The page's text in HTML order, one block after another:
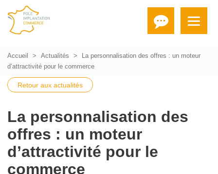
Accueil Actualités
La personnalisation des offres : un moteur
d’attractivité pour le commerce
Retour aux actualités
La personnalisation des
offres : un moteur
d’attractivité pour le
commerce